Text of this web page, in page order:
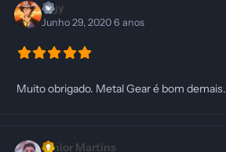
lugy
Junho 29, 20206 anos
Muito obrigado. Metal Gear é bom demais.
Junior Martins